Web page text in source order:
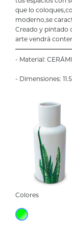
que lo
moderno,se
Creado y pintado
arte vendrá
- Material:
- Dimensiones:
Colores